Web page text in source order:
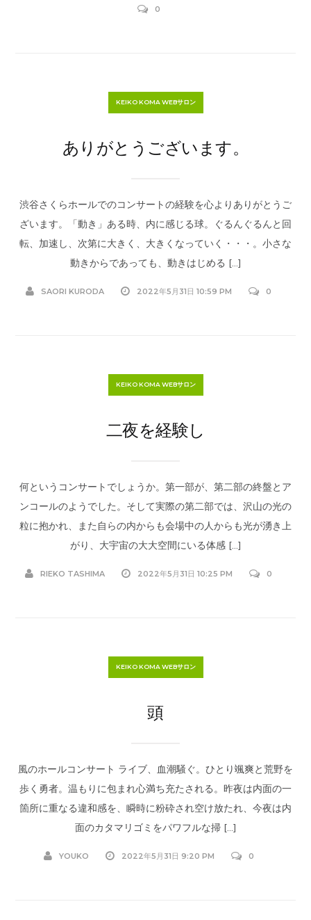
0
KEIKO KOMA WEBサロン
ありがとうございます。
渋谷さくらホールでのコンサートの経験を心よりありがとうご
ざいます。「動き」ある時、内に感じる球。ぐるんぐるんと回
転、加速し、次第に大きく、大きくなっていく・・・。小さな
動きからであっても、動きはじめる […]
SAORI KURODA 2022年5月31日 10:59 PM 0
KEIKO KOMA WEBサロン
二夜を経験し
何というコンサートでしょうか。第一部が、第二部の終盤とア
ンコールのようでした。そして実際の第二部では、沢山の光の
粒に抱かれ、また自らの内からも会場中の人からも光が湧き上
がり、大宇宙の大大空間にいる体感 […]
RIEKO TASHIMA 2022年5月31日 10:25 PM 0
KEIKO KOMA WEBサロン
頭
風のホールコンサート ライブ、血潮騒ぐ。ひとり颯爽と荒野を
歩く勇者。温もりに包まれ心満ち充たされる。昨夜は内面の一
箇所に重なる違和感を、瞬時に粉砕され空け放たれ、今夜は内
面のカタマリゴミをパワフルな掃 […]
YOUKO 2022年5月31日 9:20 PM 0